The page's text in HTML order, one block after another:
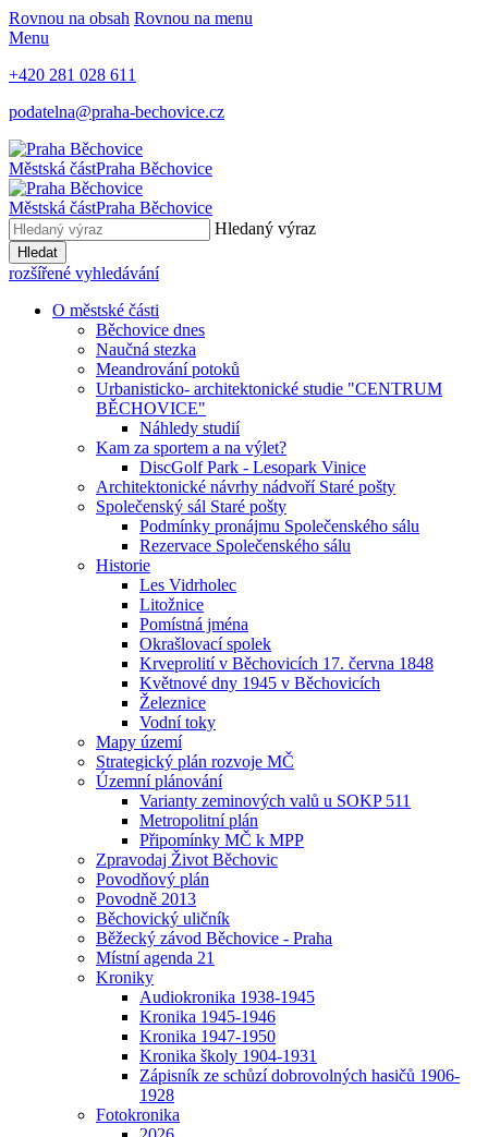
Rovnou na obsah Rovnou na menu
Menu
+420 281 028 611
podatelna@praha-bechovice.cz
Městská částPraha Běchovice
Městská částPraha Běchovice
Hledaný výraz
Hledat
rozšířené vyhledávání
O městské části
Běchovice dnes
Naučná stezka
Meandrování potoků
Urbanisticko- architektonické studie "CENTRUM
BĚCHOVICE"
Náhledy studií
Kam za sportem a na výlet?
DiscGolf Park - Lesopark Vinice
Architektonické návrhy nádvoří Staré pošty
Společenský sál Staré pošty
Podmínky pronájmu Společenského sálu
Rezervace Společenského sálu
Historie
Les Vidrholec
Litožnice
Pomístná jména
Okrašlovací spolek
Krveprolití v Běchovicích 17. června 1848
Květnové dny 1945 v Běchovicích
Železnice
Vodní toky
Mapy území
Strategický plán rozvoje MČ
Územní plánování
Varianty zeminových valů u SOKP 511
Metropolitní plán
Připomínky MČ k MPP
Zpravodaj Život Běchovic
Povodňový plán
Povodně 2013
Běchovický uličník
Běžecký závod Běchovice - Praha
Místní agenda 21
Kroniky
Audiokronika 1938-1945
Kronika 1945-1946
Kronika 1947-1950
Kronika školy 1904-1931
Zápisník ze schůzí dobrovolných hasičů 1906-
1928
Fotokronika